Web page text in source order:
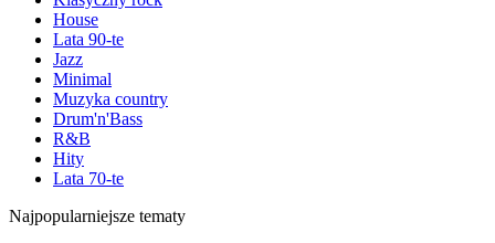
House
Lata 90-te
Jazz
Minimal
Muzyka country
Drum'n'Bass
R&B
Hity
Lata 70-te
Najpopularniejsze tematy